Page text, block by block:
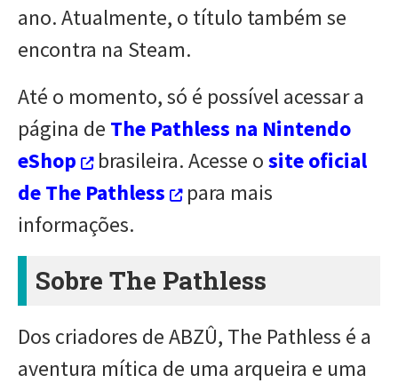
ano. Atualmente, o título também se
encontra na Steam.
Até o momento, só é possível acessar a
página de The Pathless na Nintendo
eShop
brasileira. Acesse osite oficial
de The Pathless
para mais
informações.
Sobre The Pathless
Dos criadores de ABZÛ, The Pathless é a
aventura mítica de uma arqueira e uma